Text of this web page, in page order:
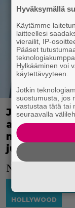
Jeff Daniels
myös miksi
Näyttelijän
HOLLYWOOD
Hyväksymällä
Käytämme
laitteellesi
vierailit, IP-
Pääset
Hylkääminen voi
käytettävyyteen.
Jotkin
suostumusta, jos
vastustaa tätä tai
seuraavalla